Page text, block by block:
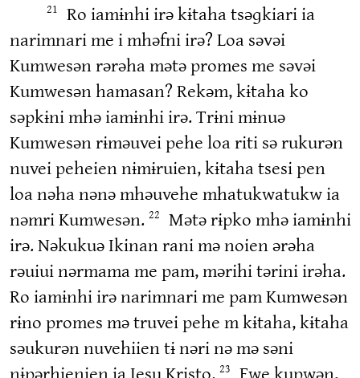
21
Ro iamɨnhi irə kɨtaha tsəɡkiari ia
narimnari me i mhəfni irə? Loa səvəi
Kumwesən rərəha mətə promes me səvəi
Kumwesən hamasan? Rekəm, kɨtaha ko
səpkɨni mhə iamɨnhi irə. Trɨni mɨnuə
Kumwesən rɨməuvei pehe loa riti sə rukurən
nuvei peheien nɨmɨruien, kɨtaha tsesi pen
loa nəha nənə mhəuvehe mhatukwatukw ia
nəmri Kumwesən. 22
Mətə rɨpko mhə iamɨnhi
irə. Nəkukuə Ikinan rani mə noien ərəha
rəuiui nərmama me pam, mərihi tərini irəha.
Ro iamɨnhi irə narimnari me pam Kumwesən
rɨno promes mə truvei pehe m kɨtaha, kɨtaha
səukurən nuvehiien tɨ nəri nə mə səni
23